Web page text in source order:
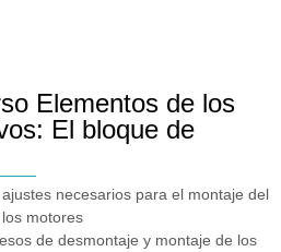
Elementos de los
El bloque de
necesarios para el montaje del
motores
de desmontaje y montaje de los